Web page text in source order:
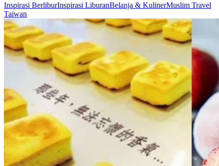
Inspirasi BerliburInspirasi LiburanBelanja & KulinerMuslim Travel
Taiwan